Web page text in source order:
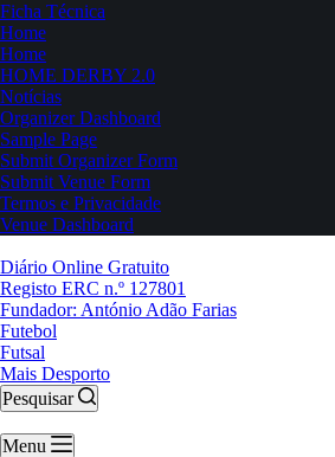
Ficha Técnica
Home
Home
HOME DERBY 2.0
Notícias
Organizer Dashboard
Sample Page
Submit Organizer Form
Submit Venue Form
Termos e Privacidade
Venue Dashboard
Diário Online Gratuito
Registo ERC n.º 127801
Fundador: António Adão Farias
Futebol
Futsal
Mais Desporto
Pesquisar
Menu